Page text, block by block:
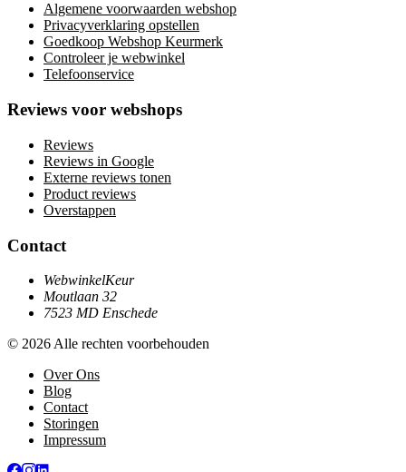
Algemene voorwaarden webshop
Privacyverklaring opstellen
Goedkoop Webshop Keurmerk
Controleer je webwinkel
Telefoonservice
Reviews voor webshops
Reviews
Reviews in Google
Externe reviews tonen
Product reviews
Overstappen
Contact
WebwinkelKeur
Moutlaan 32
7523 MD Enschede
© 2026 Alle rechten voorbehouden
Over Ons
Blog
Contact
Storingen
Impressum